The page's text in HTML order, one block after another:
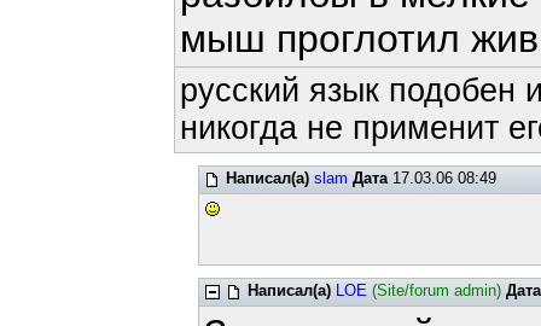
мыш проглотил
русский язык подобен
никогда не применит
Написал(а) slam Дата17.03.06 08:49
Написал(а) LOE (Site/forum admin) Дата